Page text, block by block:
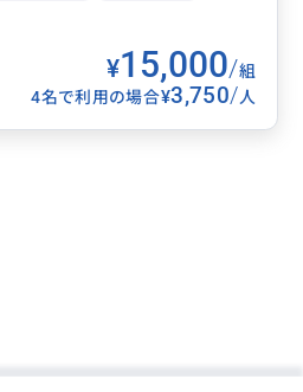
¥15,000/組
4名で利用の場合¥3,750/人